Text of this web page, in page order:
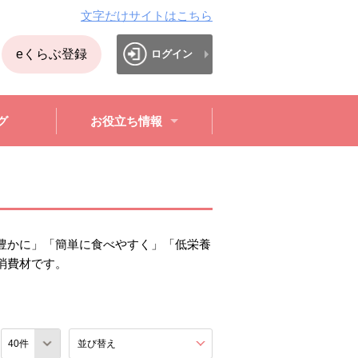
文字だけサイトはこちら
eくらぶ登録 ログイン
お役立ち情報
に」「簡単に食べやすく」「低栄養
材です。
並び替え